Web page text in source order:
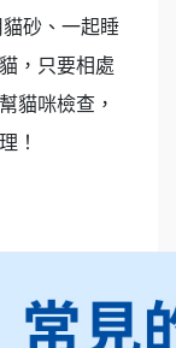
砂、一起睡
，只要相處
貓咪檢查，
！